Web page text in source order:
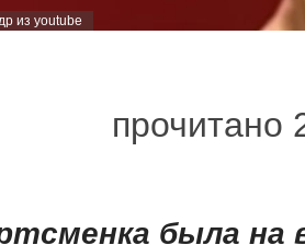
из youtube
прочитано
была на